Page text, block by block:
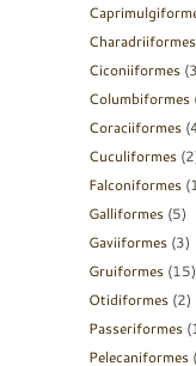
Charadriiformes
Ciconiiformes
Columbiformes
Coraciiformes
Cuculiformes
Falconiformes
Galliformes (5)
Gaviiformes (3)
Gruiformes (15)
Otidiformes (2)
Passeriformes
Pelecaniformes